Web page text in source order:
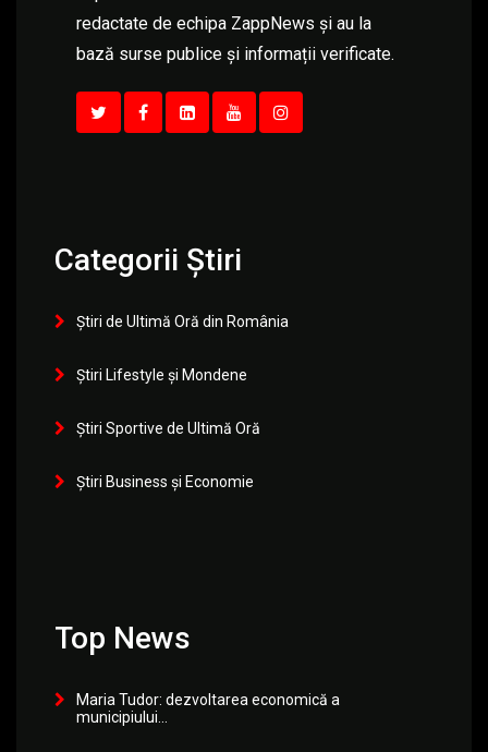
redactate de echipa ZappNews și au la
bază surse publice și informații verificate.
Categorii Știri
Știri de Ultimă Oră din România
Știri Lifestyle și Mondene
Știri Sportive de Ultimă Oră
Știri Business și Economie
Top News
Maria Tudor: dezvoltarea economică a
municipiului...